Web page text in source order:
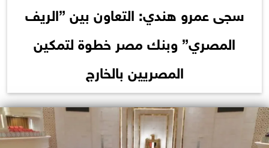
سجى عمرو هندي: التعاون بين ”الريف
المصري” وبنك مصر خطوة لتمكين
المصريين بالخارج